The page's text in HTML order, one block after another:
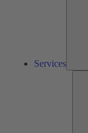
Services